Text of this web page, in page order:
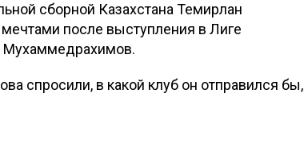
сборной Казахстана Темирлан
после выступления в Лиге
Мухаммедрахимов.
спросили, в какой клуб он отправился бы,